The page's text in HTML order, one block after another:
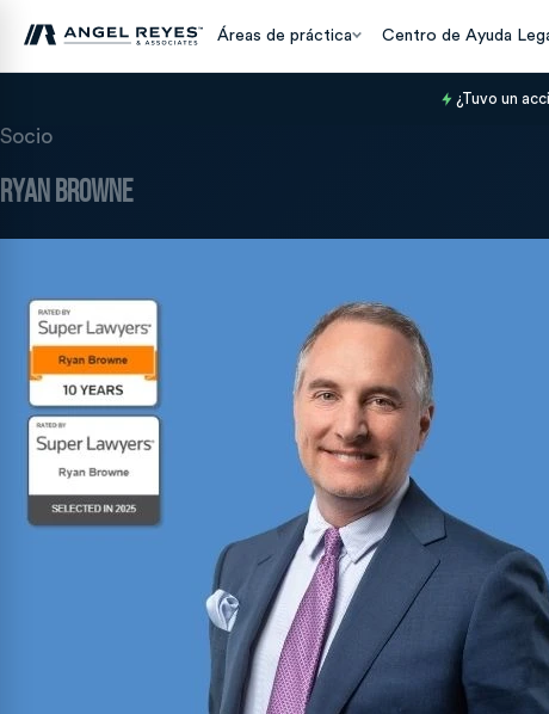
Áreas de práctica Centro de Ayuda
¿Tuvo un
Socio
Ryan Browne